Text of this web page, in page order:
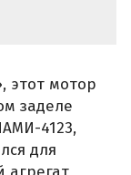
этот мотор
заделе
4123,
для